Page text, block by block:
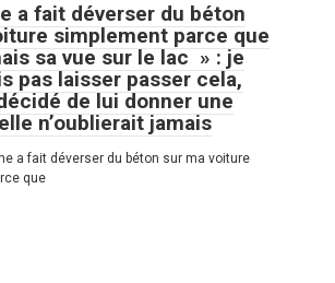
a fait déverser du béton
simplement parce que
sa vue sur le lac » : je
pas laisser passer cela,
de lui donner une
n’oublierait jamais
a fait déverser du béton sur ma voiture
que